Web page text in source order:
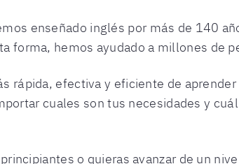
enseñado inglés por más de 140
forma, hemos ayudado a millones de
rápida, efectiva y eficiente de
cuales son tus necesidades y
o quieras avanzar de un